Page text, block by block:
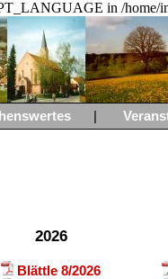
in /home/
2026
Blättle 8/2026